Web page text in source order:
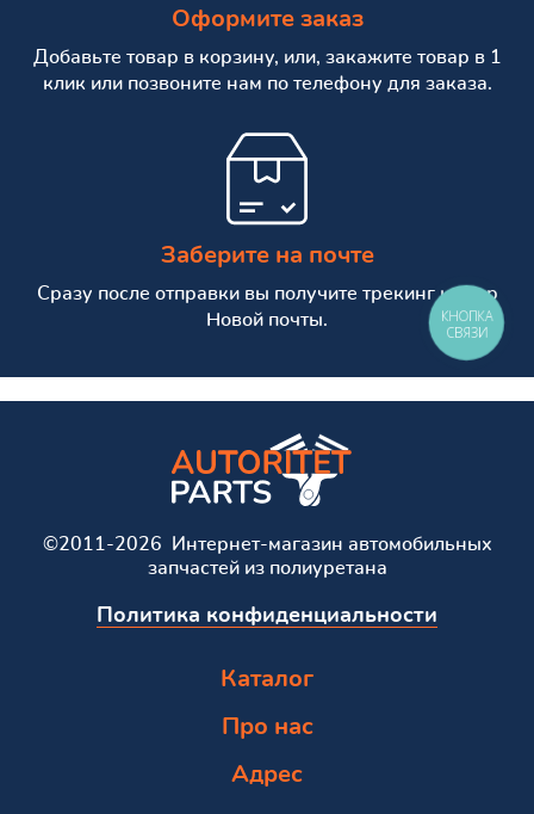
Оформите заказ
Добавьте товар в корзину, или, закажите товар в 1
клик или позвоните нам по телефону для заказа.
Заберите на почте
Сразу после отправки вы получите трекинг номер
Новой почты.
©2011-2026 Интернет-магазин автомобильных
запчастей из полиуретана
Политика конфиденциальности
Каталог
Про нас
Адрес
КНОПКА
СВЯЗИ